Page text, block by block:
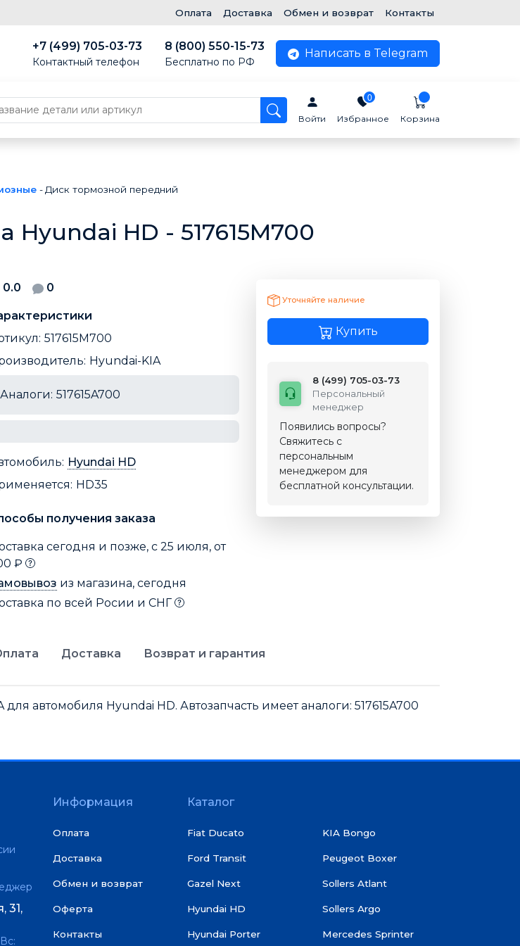
Оплата Доставка Обмен и возврат Контакты
+7 (499) 705-03-73
Контактный телефон
8 (800) 550-15-73
Бесплатно по РФ
Написать в Telegram
Войти Избранное
0
Корзина
- Диск тормозной передний
HD - 517615M700
0.0 0
517615M700
Hyundai-KIA
Аналоги: 517615A700
Hyundai HD
HD35
получения заказа
сегодня и позже, с 25 июля, от
₽
из магазина, сегодня
по всей Росии и СНГ
Уточняйте наличие
Купить
8 (499) 705-03-73
Персональный
менеджер
Появились вопросы?
Свяжитесь с
персональным
менеджером для
бесплатной консультации.
Доставка Возврат и гарантия
автомобиля Hyundai HD. Автозапчасть имеет аналоги: 517615A700
31,
Информация
Оплата
Доставка
Обмен и возврат
Оферта
Контакты
Каталог
Fiat Ducato
Ford Transit
Gazel Next
Hyundai HD
Hyundai Porter
KIA Bongo
Peugeot Boxer
Sollers Atlant
Sollers Argo
Mercedes Sprinter